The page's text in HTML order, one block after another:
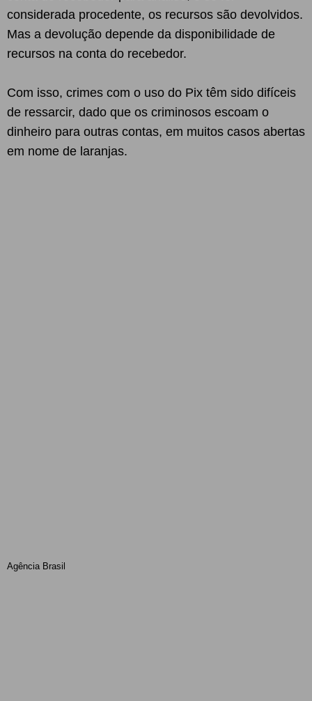
considerada procedente, os recursos são devolvidos.
Mas a devolução depende da disponibilidade de
recursos na conta do recebedor.
Com isso, crimes com o uso do Pix têm sido difíceis
de ressarcir, dado que os criminosos escoam o
dinheiro para outras contas, em muitos casos abertas
em nome de laranjas.
Agência Brasil